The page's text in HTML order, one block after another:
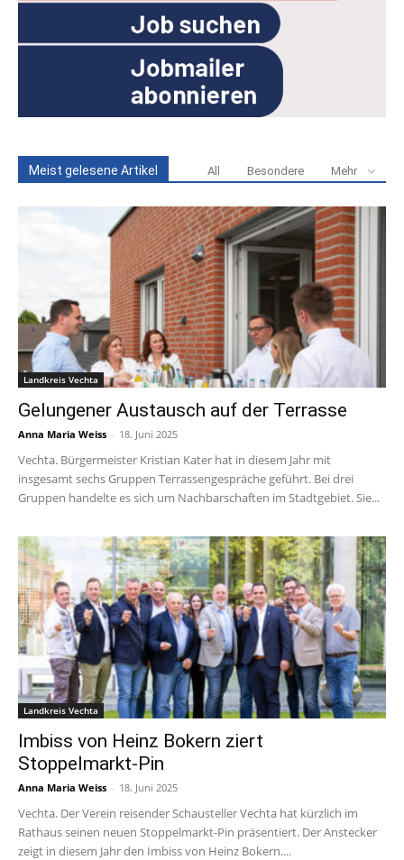
Meist gelesene Artikel All Besondere Mehr
Landkreis Vechta
Gelungener Austausch auf der Terrasse
Anna Maria Weiss - 18. Juni 2025
Vechta. Bürgermeister Kristian Kater hat in diesem Jahr mit
insgesamt sechs Gruppen Terrassengespräche geführt. Bei drei
Gruppen handelte es sich um Nachbarschaften im Stadtgebiet. Sie...
Landkreis Vechta
Imbiss von Heinz Bokern ziert
Stoppelmarkt-Pin
Anna Maria Weiss - 18. Juni 2025
Vechta. Der Verein reisender Schausteller Vechta hat kürzlich im
Rathaus seinen neuen Stoppelmarkt-Pin präsentiert. Der Anstecker
zeigt in diesem Jahr den Imbiss von Heinz Bokern....